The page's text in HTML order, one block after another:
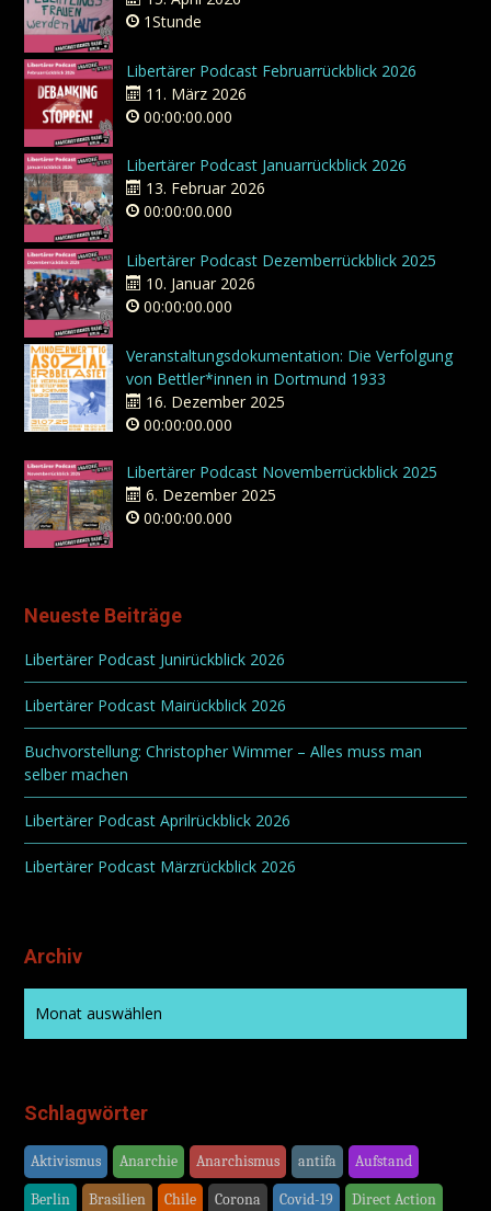
1Stunde
Libertärer Podcast Februarrückblick 2026
11. März 2026
00:00:00.000
Libertärer Podcast Januarrückblick 2026
13. Februar 2026
00:00:00.000
Libertärer Podcast Dezemberrückblick 2025
10. Januar 2026
00:00:00.000
Veranstaltungsdokumentation: Die Verfolgung
von Bettler*innen in Dortmund 1933
16. Dezember 2025
00:00:00.000
Libertärer Podcast Novemberrückblick 2025
6. Dezember 2025
00:00:00.000
Neueste Beiträge
Libertärer Podcast Junirückblick 2026
Libertärer Podcast Mairückblick 2026
Buchvorstellung: Christopher Wimmer – Alles muss man
selber machen
Libertärer Podcast Aprilrückblick 2026
Libertärer Podcast Märzrückblick 2026
Archiv
Schlagwörter
Aktivismus Anarchie Anarchismus antifa Aufstand
Berlin Brasilien Chile Corona Covid-19 Direct Action